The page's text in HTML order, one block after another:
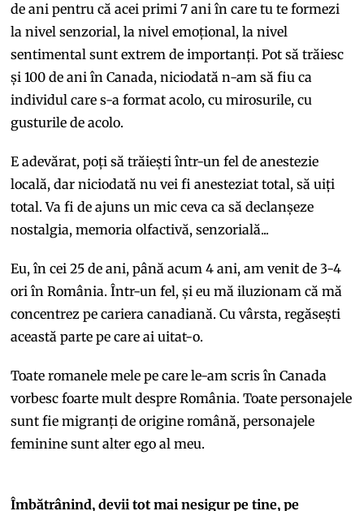
de ani pentru că acei primi 7 ani în care tu te formezi
la nivel senzorial, la nivel emoțional, la nivel
sentimental sunt extrem de importanți. Pot să trăiesc
și 100 de ani în Canada, niciodată n-am să fiu ca
individul care s-a format acolo, cu mirosurile, cu
gusturile de acolo.
E adevărat, poți să trăiești într-un fel de anestezie
locală, dar niciodată nu vei fi anesteziat total, să uiți
total. Va fi de ajuns un mic ceva ca să declanșeze
nostalgia, memoria olfactivă, senzorială...
Eu, în cei 25 de ani, până acum 4 ani, am venit de 3-4
ori în România. Într-un fel, și eu mă iluzionam că mă
concentrez pe cariera canadiană. Cu vârsta, regăsești
această parte pe care ai uitat-o.
Toate romanele mele pe care le-am scris în Canada
vorbesc foarte mult despre România. Toate personajele
sunt fie migranți de origine română, personajele
feminine sunt alter ego al meu.
Îmbătrânind, devii tot mai nesigur pe tine, pe